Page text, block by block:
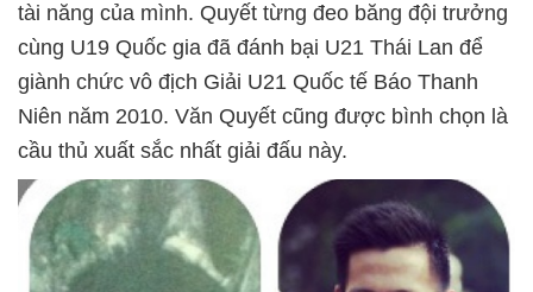
tài năng của mình. Quyết từng đeo băng đội trưởng
cùng U19 Quốc gia đã đánh bại U21 Thái Lan để
giành chức vô địch Giải U21 Quốc tế Báo Thanh
Niên năm 2010. Văn Quyết cũng được bình chọn là
cầu thủ xuất sắc nhất giải đấu này.